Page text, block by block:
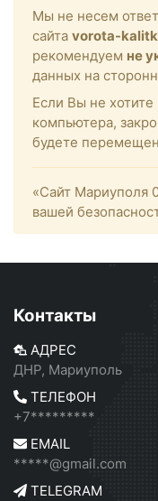
Мы не несем
сайта vorota-
рекомендуем не
данных на
Если Вы не хотите
компьютера,
будете
«Сайт Мариуполя
вашей
Контакты
АДРЕС
ДНР, Мариуполь
ТЕЛЕФОН
+7*********
EMAIL
*****@gmail.com
TELEGRAM